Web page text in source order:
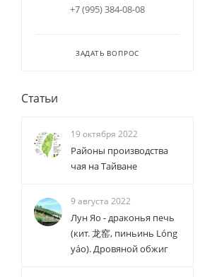
+7 (995) 384-08-08
ЗАДАТЬ ВОПРОС
Статьи
19 октября 2022
Районы производства
чая на Тайване
9 августа 2022
Лун Яо - драконья печь
(кит. 龙窑, пиньинь Lóng
yáo). Дровяной обжиг